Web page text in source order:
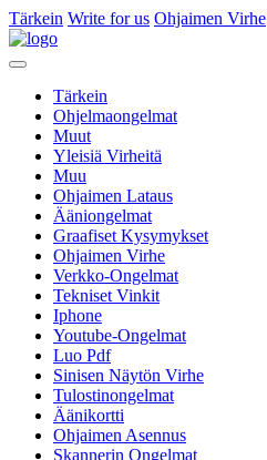
Tärkein Write for us Ohjaimen Virhe
Tärkein
Ohjelmaongelmat
Muut
Yleisiä Virheitä
Muu
Ohjaimen Lataus
Ääniongelmat
Graafiset Kysymykset
Ohjaimen Virhe
Verkko-Ongelmat
Tekniset Vinkit
Iphone
Youtube-Ongelmat
Luo Pdf
Sinisen Näytön Virhe
Tulostinongelmat
Äänikortti
Ohjaimen Asennus
Skannerin Ongelmat